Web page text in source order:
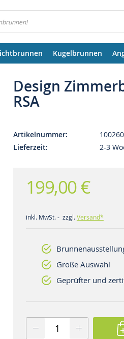
Kugelbrunnen
Design
RSA
Artikelnummer
Lieferzeit
2-3
199,00 €
inkl. MwSt. - zzgl.Versand*
Große Auswahl
Geprüfter und